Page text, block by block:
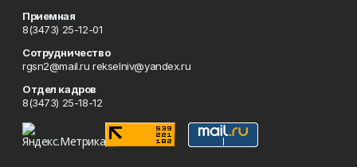
Приемная
8(3473) 25-12-01
Сотрудничество
rgsn2@mail.ru rekselniv@yandex.ru
Отдел кадров
8(3473) 25-18-12